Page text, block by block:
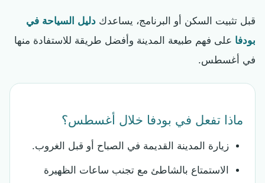
قبل تثبيت السكن أو البرنامج، يساعدك دليل السياحة في
بودفا على فهم طبيعة المدينة وأفضل طريقة للاستفادة منها
في أغسطس.
ماذا تفعل في بودفا خلال أغسطس؟
زيارة المدينة القديمة في الصباح أو قبل الغروب.
الاستمتاع بالشاطئ مع تجنب ساعات الظهيرة